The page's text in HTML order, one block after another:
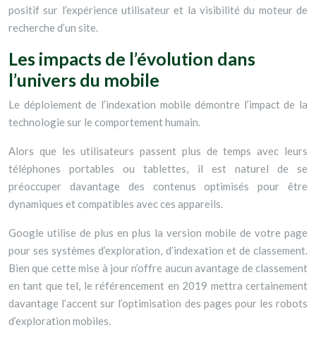
positif sur l’expérience utilisateur et la visibilité du moteur de
recherche d’un site.
Les impacts de l’évolution dans
l’univers du mobile
Le déploiement de l’indexation mobile démontre l’impact de la
technologie sur le comportement humain.
Alors que les utilisateurs passent plus de temps avec leurs
téléphones portables ou tablettes, il est naturel de se
préoccuper davantage des contenus optimisés pour être
dynamiques et compatibles avec ces appareils.
Google utilise de plus en plus la version mobile de votre page
pour ses systèmes d’exploration, d’indexation et de classement.
Bien que cette mise à jour n’offre aucun avantage de classement
en tant que tel, le référencement en 2019 mettra certainement
davantage l’accent sur l’optimisation des pages pour les robots
d’exploration mobiles.